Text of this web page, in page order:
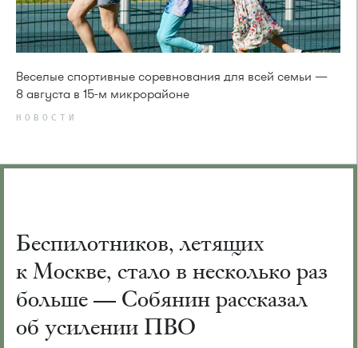
Веселые спортивные соревнования для всей семьи —
8 августа в 15-м микрорайоне
НОВОСТИ
Беспилотников, летящих
к Москве, стало в несколько раз
больше — Собянин рассказал
об усилении ПВО